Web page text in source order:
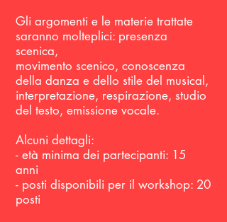
Gli argomenti e le materie trattate
saranno molteplici: presenza
scenica,
movimento scenico, conoscenza
della danza e dello stile del musical,
interpretazione, respirazione, studio
del testo, emissione vocale.
Alcuni dettagli:
- età minima dei partecipanti: 15
anni
- posti disponibili per il workshop: 20
posti